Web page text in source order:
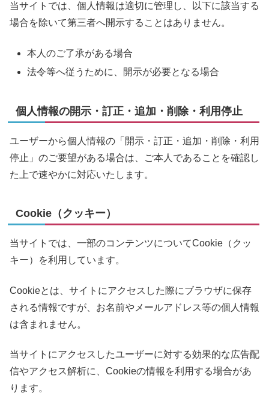
当サイトでは、個人情報は適切に管理し、以下に該当する
場合を除いて第三者へ開示することはありません。
本人のご了承がある場合
法令等へ従うために、開示が必要となる場合
個人情報の開示・訂正・追加・削除・利用停止
ユーザーから個人情報の「開示・訂正・追加・削除・利用
停止」のご要望がある場合は、ご本人であることを確認し
た上で速やかに対応いたします。
Cookie（クッキー）
当サイトでは、一部のコンテンツについてCookie（クッ
キー）を利用しています。
Cookieとは、サイトにアクセスした際にブラウザに保存
される情報ですが、お名前やメールアドレス等の個人情報
は含まれません。
当サイトにアクセスしたユーザーに対する効果的な広告配
信やアクセス解析に、Cookieの情報を利用する場合があ
ります。